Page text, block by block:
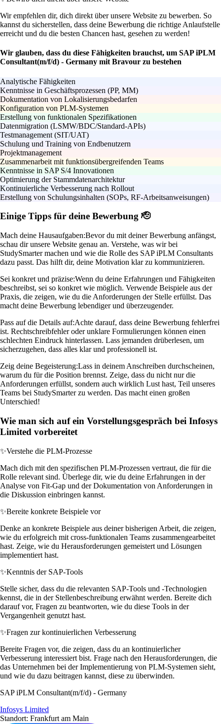
Wir empfehlen dir, dich direkt über unsere Website zu bewerben. So
kannst du sicherstellen, dass deine Bewerbung die richtige Anlaufstelle
erreicht und du die besten Chancen hast, gesehen zu werden!
Wir glauben, dass du diese Fähigkeiten brauchst, um SAP iPLM
Consultant(m/f/d) - Germany mit Bravour zu bestehen
Analytische Fähigkeiten
Kenntnisse in Geschäftsprozessen (PP, MM)
Dokumentation von Lokalisierungsbedarfen
Konfiguration von PLM-Systemen
Erstellung von funktionalen Spezifikationen
Datenmigration (LSMW/BDC/Standard-APIs)
Testmanagement (SIT/UAT)
Schulung und Training von Endbenutzern
Projektmanagement
Zusammenarbeit mit funktionsübergreifenden Teams
Kenntnisse in SAP S/4 Innovationen
Optimierung der Stammdatenarchitektur
Kontinuierliche Verbesserung nach Rollout
Erstellung von Schulungsinhalten (SOPs, RF-Arbeitsanweisungen)
Einige Tipps für deine Bewerbung 🫡
Mach deine Hausaufgaben:Bevor du mit deiner Bewerbung anfängst,
schau dir unsere Website genau an. Verstehe, was wir bei
StudySmarter machen und wie die Rolle des SAP iPLM Consultants
dazu passt. Das hilft dir, deine Motivation klar zu kommunizieren.
Sei konkret und präzise:Wenn du deine Erfahrungen und Fähigkeiten
beschreibst, sei so konkret wie möglich. Verwende Beispiele aus der
Praxis, die zeigen, wie du die Anforderungen der Stelle erfüllst. Das
macht deine Bewerbung lebendiger und überzeugender.
Pass auf die Details auf:Achte darauf, dass deine Bewerbung fehlerfrei
ist. Rechtschreibfehler oder unklare Formulierungen können einen
schlechten Eindruck hinterlassen. Lass jemanden drüberlesen, um
sicherzugehen, dass alles klar und professionell ist.
Zeig deine Begeisterung:Lass in deinem Anschreiben durchscheinen,
warum du für die Position brennst. Zeige, dass du nicht nur die
Anforderungen erfüllst, sondern auch wirklich Lust hast, Teil unseres
Teams bei StudySmarter zu werden. Das macht einen großen
Unterschied!
Wie man sich auf ein Vorstellungsgespräch bei Infosys
Limited vorbereitet
✨Verstehe die PLM-Prozesse
Mach dich mit den spezifischen PLM-Prozessen vertraut, die für die
Rolle relevant sind. Überlege dir, wie du deine Erfahrungen in der
Analyse von Fit-Gap und der Dokumentation von Anforderungen in
die Diskussion einbringen kannst.
✨Bereite konkrete Beispiele vor
Denke an konkrete Beispiele aus deiner bisherigen Arbeit, die zeigen,
wie du erfolgreich mit cross-funktionalen Teams zusammengearbeitet
hast. Zeige, wie du Herausforderungen gemeistert und Lösungen
implementiert hast.
✨Kenntnis der SAP-Tools
Stelle sicher, dass du die relevanten SAP-Tools und -Technologien
kennst, die in der Stellenbeschreibung erwähnt werden. Bereite dich
darauf vor, Fragen zu beantworten, wie du diese Tools in der
Vergangenheit genutzt hast.
✨Fragen zur kontinuierlichen Verbesserung
Bereite Fragen vor, die zeigen, dass du an kontinuierlicher
Verbesserung interessiert bist. Frage nach den Herausforderungen, die
das Unternehmen bei der Implementierung von PLM-Systemen sieht,
und wie du dazu beitragen kannst, diese zu überwinden.
SAP iPLM Consultant(m/f/d) - Germany
Infosys Limited
Standort: Frankfurt am Main